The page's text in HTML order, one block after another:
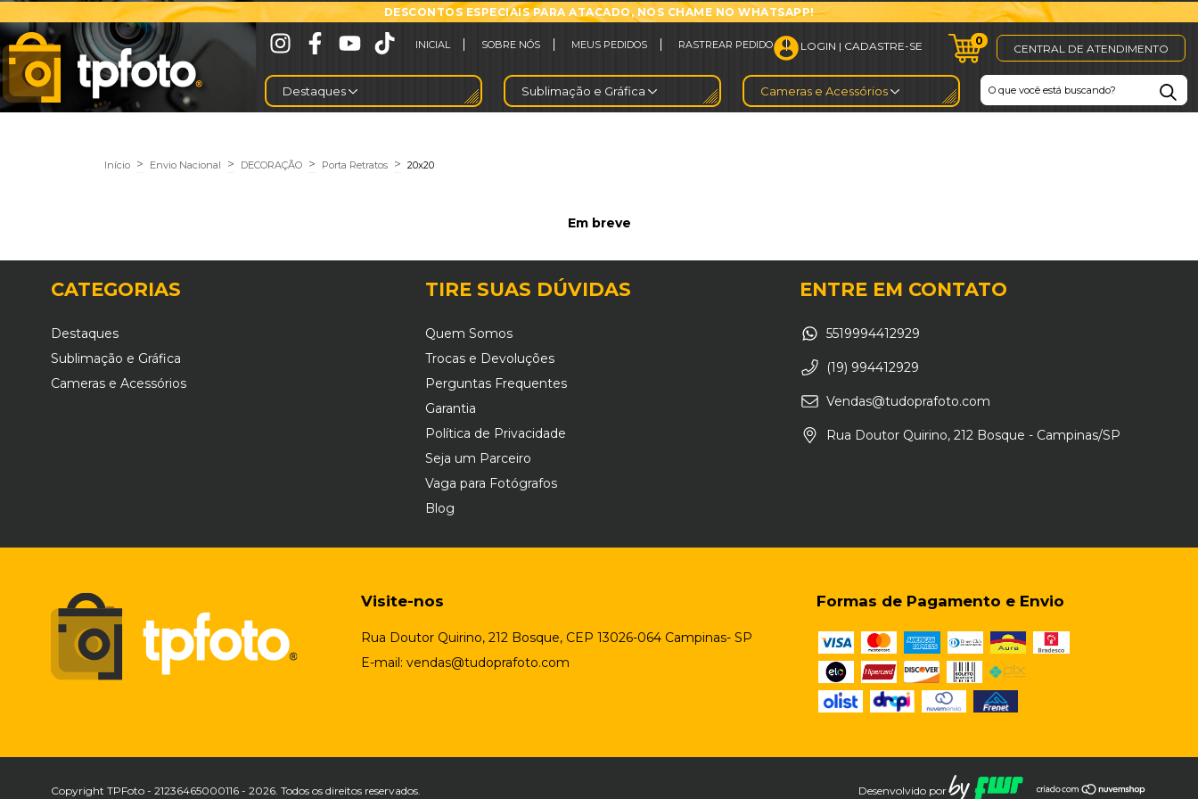
DESCONTOS ESPECIAIS PARA ATACADO, NOS CHAME NO WHATSAPP!
INICIAL SOBRE NÓS MEUS PEDIDOS RASTREAR PEDIDO 0
CENTRAL DE ATENDIMENTO
Destaques Sublimação e Gráfica Cameras e Acessórios
Início > Envio Nacional > DECORAÇÃO > Porta Retratos > 20x20
Em breve
CATEGORIAS
Destaques
Sublimação e Gráfica
Cameras e Acessórios
TIRE SUAS DÚVIDAS
Quem Somos
Trocas e Devoluções
Perguntas Frequentes
Garantia
Política de Privacidade
Seja um Parceiro
Vaga para Fotógrafos
Blog
ENTRE EM CONTATO
5519994412929
(19) 994412929
Vendas@tudoprafoto.com
Rua Doutor Quirino, 212 Bosque - Campinas/SP
Visite-nos
Rua Doutor Quirino, 212 Bosque, CEP 13026-064 Campinas- SP
E-mail:vendas@tudoprafoto.com
Formas de Pagamento e Envio
Copyright TPFoto - 21236465000116 - 2026. Todos os direitos reservados. Desenvolvido por